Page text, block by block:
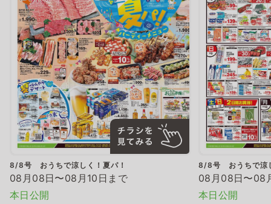
8/8号 おうちで涼しく！夏パ！
08月08日〜08月10日まで
本日公開
8/8号 おうちで涼
08月08日〜08
本日公開